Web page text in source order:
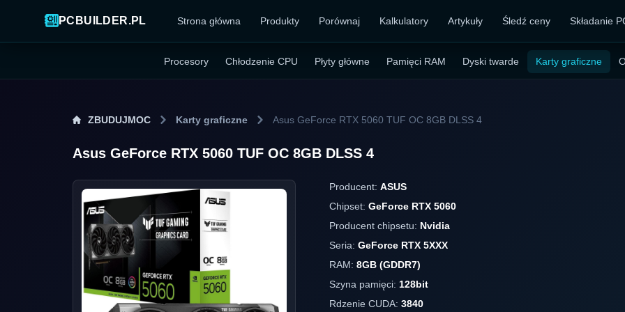
PCBUILDER.PL Strona główna Produkty Porównaj Kalkulatory Artykuły Śledź ceny Składanie
Procesory Chłodzenie CPU Płyty główne Pamięci RAM Dyski twarde Karty graficzne
ZBUDUJMOC Karty graficzne Asus GeForce RTX 5060 TUF OC 8GB DLSS 4
Asus GeForce RTX 5060 TUF OC 8GB DLSS 4
Producent: ASUS
Chipset: GeForce RTX 5060
Producent chipsetu: Nvidia
Seria: GeForce RTX 5XXX
RAM: 8GB (GDDR7)
Szyna pamięci: 128bit
Rdzenie CUDA: 3840